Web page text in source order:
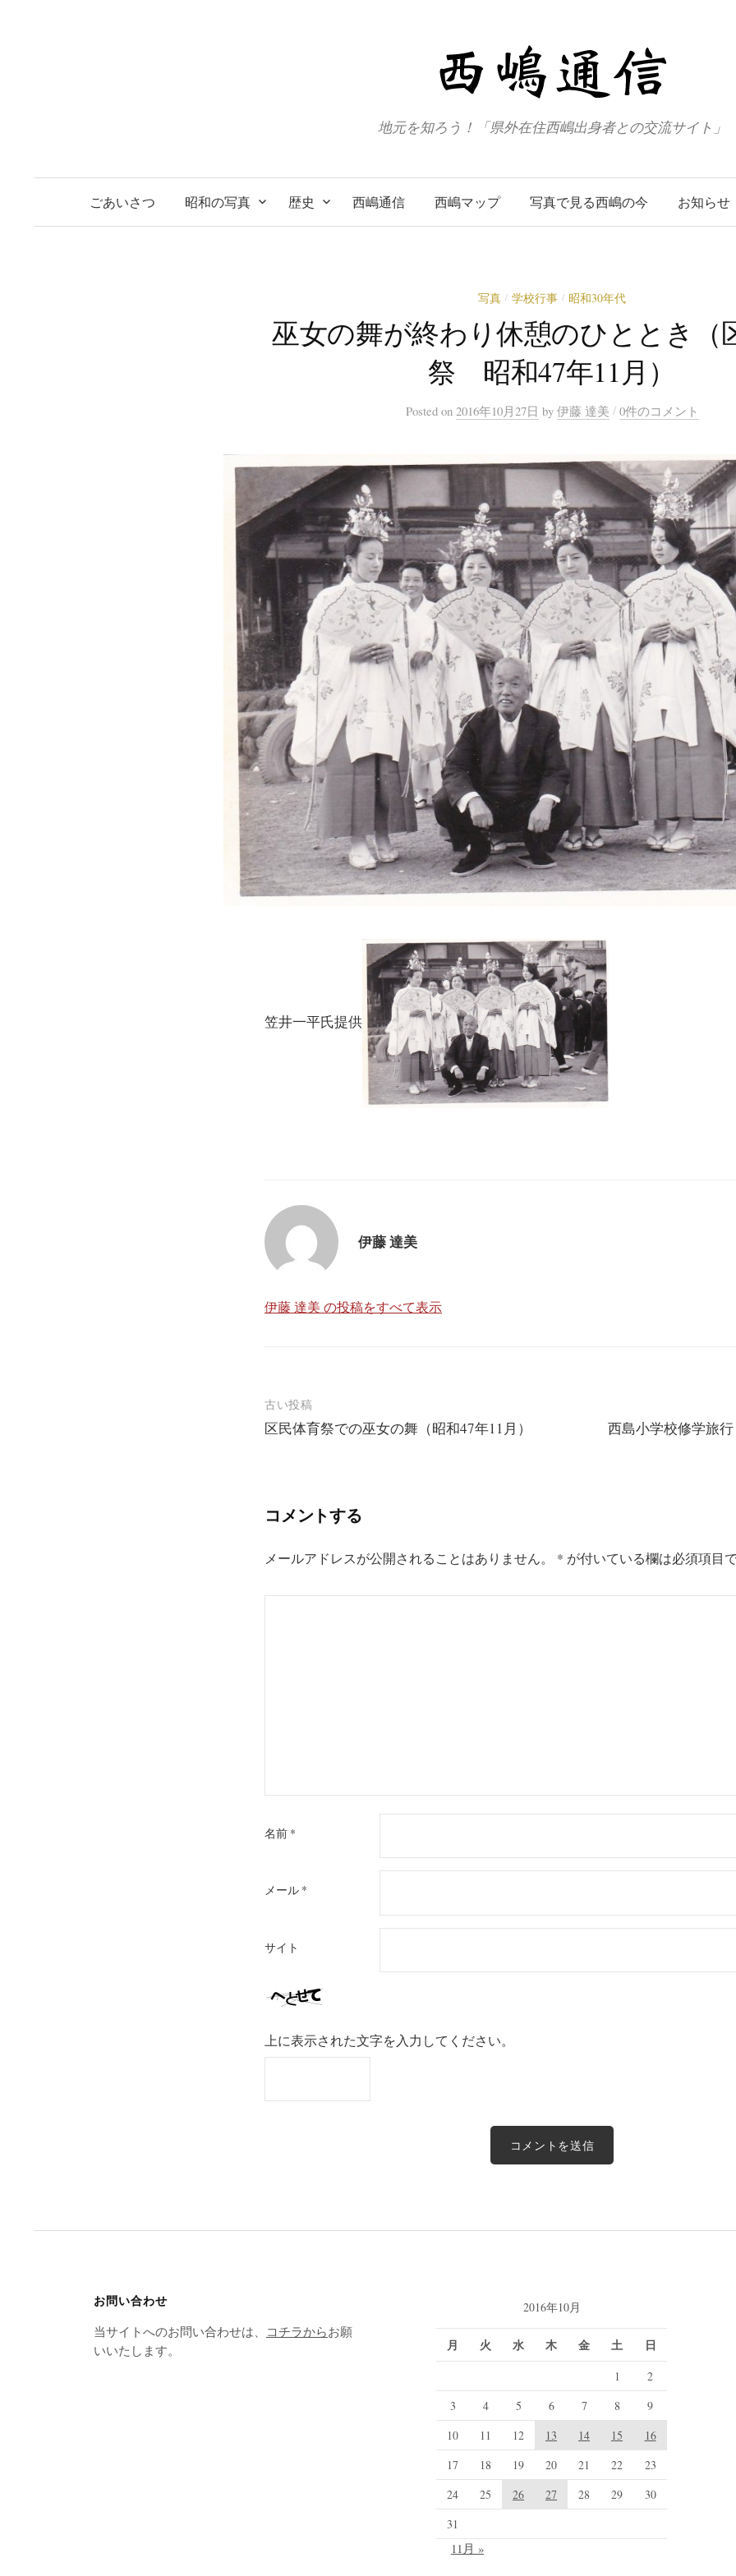
地元を知ろう！「県外在住西嶋出身者との交流サイト」
ごあいさつ 昭和の写真 歴史 西嶋通信 西嶋マップ 写真で見る西嶋の今 お知らせ
写真 / 学校行事 / 昭和30年代
巫女の舞が終わり休憩のひととき（
祭 昭和47年11月）
Posted on 2016年10月27日 by 伊藤 達美 / 0件のコメント
笠井一平氏提供
伊藤 達美
伊藤 達美 の投稿をすべて表示
ナ
ビ
ゲ
古い投稿
区民体育祭での巫女の舞（昭和47年11月） 西島小学校修学旅
コメントする
メールアドレスが公開されることはありません。 * が付いている欄は必須項目
名前 *
メール *
サイト
上に表示された文字を入力してください。
お問い合わせ
当サイトへのお問い合わせは、 コチラからお願
いいたします。
2016年10月
月 火 水 木 金 土 日
1
2
3
4 5 6 7 8
9
10
11 12 13 14 15
16
17
18 19 20 21 22
23
24
25 26 27 28 29
30
31
11月 »